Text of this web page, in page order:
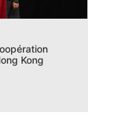
Kong